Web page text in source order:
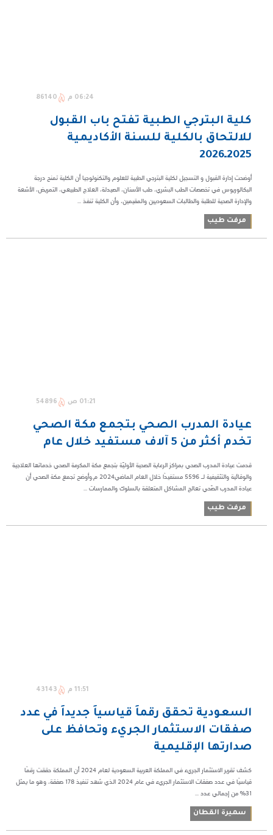
06:24 م 86140
كلية البترجي الطبية تفتح باب القبول
للالتحاق بالكلية للسنة الأكاديمية
2025ـ2026
أوضحت إدارة القبول و التسجيل لكلية البترجي الطبية للعلوم والتكنولوجيا أن الكلية تمنح درجة
البكالوريوس في تخصصات الطب البشري، طب الأسنان، الصيدلة، العلاج الطبيعي، التمريض، الأشعة
والإدارة الصحية للطلبة والطالبات السعوديين والمقيمين، وأن الكلية تنفذ ...
مرفت طيب
01:21 ص 54896
عيادة المدرب الصحي بتجمع مكة الصحي
تخدم أكثر من 5 آلاف مستفيد خلال عام
قدمت عيادة المدرب الصحي بمراكز الرعاية الصحية الأوليّة بتجمع مكة المكرمة الصحي خدماتها العلاجية
والوقائية والتثقيفية لـ 5596 مستفيدًا خلال العام الماضي2024 م.وأوضح تجمع مكة الصحي أن
عيادة المدرب الصّحي تعالج المشاكل المتعلقة بالسلوك والممارسات ...
مرفت طيب
11:51 م 43143
السعودية تحقق رقماً قياسياً جديداً في عدد
صفقات الاستثمار الجريء وتحافظ على
صدارتها الإقليمية
كشف تقرير الاستثمار الجريء في المملكة العربية السعودية لعام 2024 أن المملكة حققت رقمًا
قياسيًا في عدد صفقات الاستثمار الجريء في عام 2024 الذي شهد تنفيذ 178 صفقة، وهو ما يمثل
31% من إجمالي عدد ...
سميرة القطان